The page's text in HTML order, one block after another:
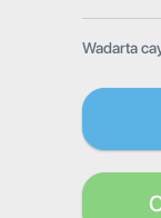
Wadarta